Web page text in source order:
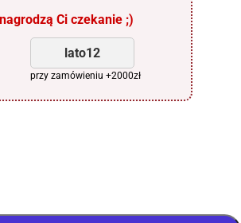
Ci czekanie ;)
lato12
przy zamówieniu +2000zł